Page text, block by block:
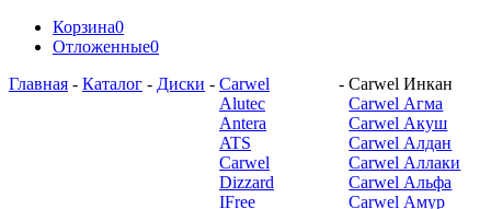
Корзина0
Отложенные0
Главная - Каталог - Диски - Carwel
Alutec
Antera
ATS
Carwel
Dizzard
IFree
-Carwel Инкан
Carwel Агма
Carwel Акуш
Carwel Алдан
Carwel Аллаки
Carwel Альфа
Carwel Амур